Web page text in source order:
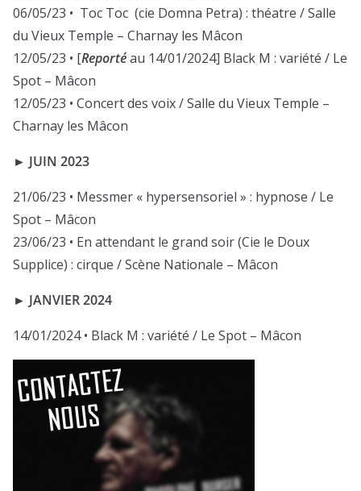
06/05/23 • Toc Toc (cie Domna Petra) : théatre / Salle
du Vieux Temple – Charnay les Mâcon
12/05/23 • [Reportéau 14/01/2024] Black M : variété / Le
Spot – Mâcon
12/05/23 • Concert des voix / Salle du Vieux Temple –
Charnay les Mâcon
► JUIN 2023
21/06/23 • Messmer « hypersensoriel » : hypnose / Le
Spot – Mâcon
23/06/23 • En attendant le grand soir (Cie le Doux
Supplice) : cirque / Scène Nationale – Mâcon
► JANVIER 2024
14/01/2024 • Black M : variété / Le Spot – Mâcon